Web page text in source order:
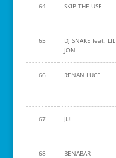
64 SKIP THE USE
65
DJ SNAKE feat. LIL
JON
66 RENAN LUCE
67 JUL
68 BENABAR